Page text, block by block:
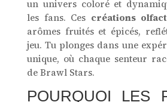
un univers coloré et
les fans. Ces créations
arômes fruités et épicés,
jeu. Tu plonges dans une
unique, où chaque senteur
de Brawl Stars.
POURQUOI LES